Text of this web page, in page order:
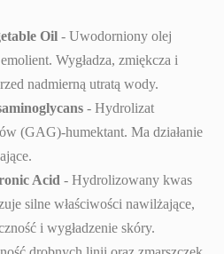
Oil - Uwodorniony olej
Wygładza, zmiękcza i
nadmierną utratą wody.
- Hydrolizat
(GAG)-humektant. Ma działanie
Acid - Hydrolizowany kwas
silne właściwości nawilżające,
i wygładzenie skóry.